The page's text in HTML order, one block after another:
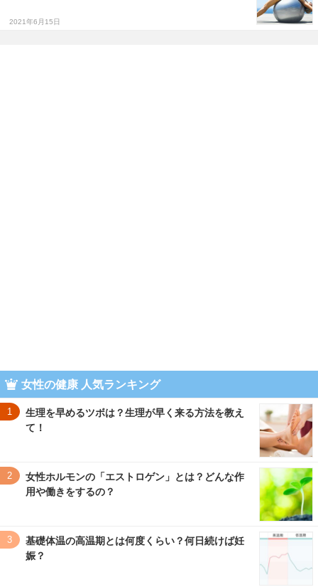
2021年6月15日
女性の健康 人気ランキング
1
生理を早めるツボは？生理が早く来る方法を教え
て！
2
女性ホルモンの「エストロゲン」とは？どんな作
用や働きをするの？
3
基礎体温の高温期とは何度くらい？何日続けば妊
娠？